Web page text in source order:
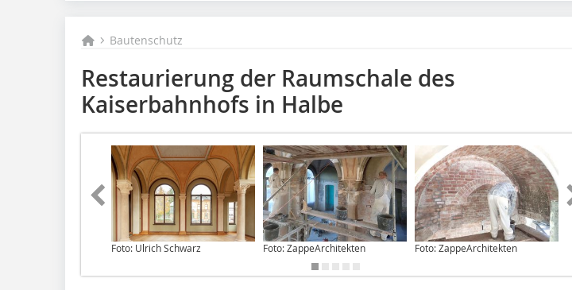
Bautenschutz
Restaurierung der Raumschale des
Kaiserbahnhofs in Halbe
Foto: Ulrich Schwarz Foto: ZappeArchitekten Foto: ZappeArchitekten